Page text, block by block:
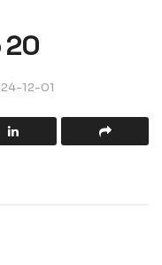
20
12-01